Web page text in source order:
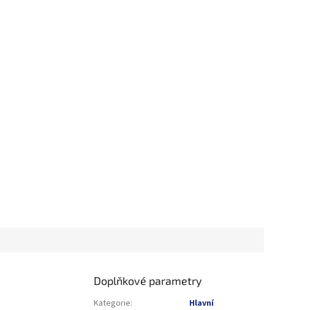
Doplňkové parametry
Kategorie:
Hlavní